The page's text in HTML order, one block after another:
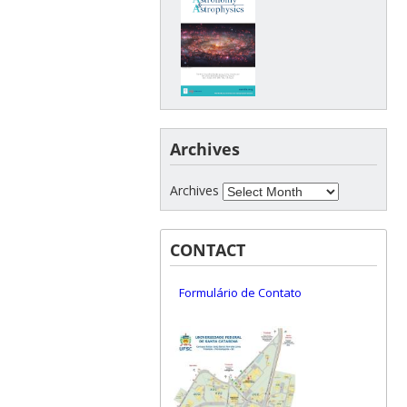
Archives
Archives
CONTACT
Formulário de Contato